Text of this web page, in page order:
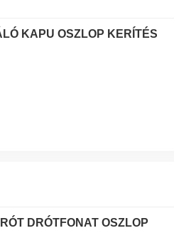
KAPU OSZLOP KERÍTÉS
DRÓTFONAT OSZLOP